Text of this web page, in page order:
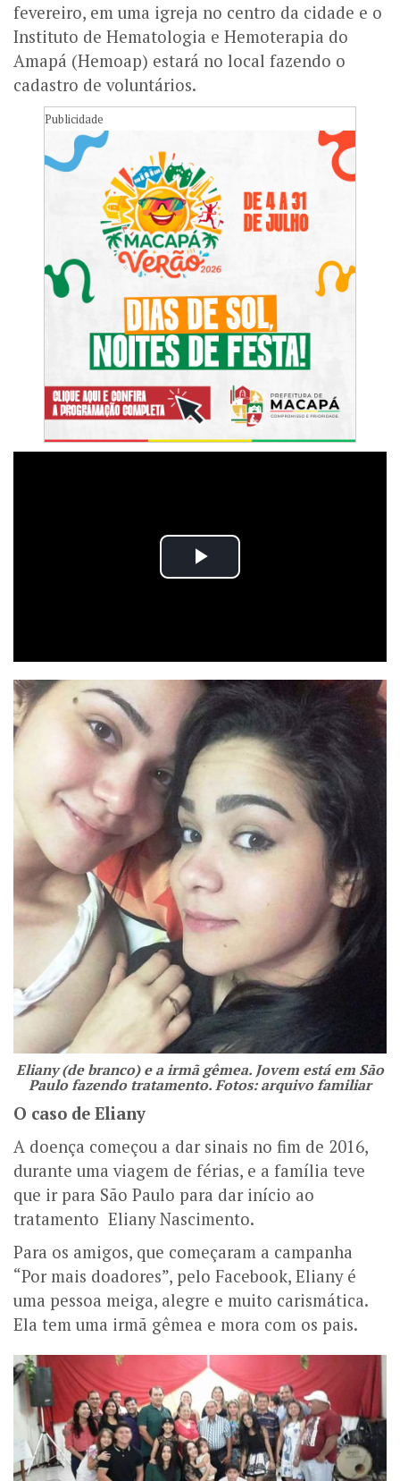
fevereiro, em uma igreja no centro da cidade e o
Instituto de Hematologia e Hemoterapia do
Amapá (Hemoap) estará no local fazendo o
cadastro de voluntários.
Publicidade
Eliany (de branco) e a irmã gêmea. Jovem está em São
Paulo fazendo tratamento. Fotos: arquivo familiar
O caso de Eliany
A doença começou a dar sinais no fim de 2016,
durante uma viagem de férias, e a família teve
que ir para São Paulo para dar início ao
tratamento Eliany Nascimento.
Para os amigos, que começaram a campanha
“Por mais doadores”, pelo Facebook, Eliany é
uma pessoa meiga, alegre e muito carismática.
Ela tem uma irmã gêmea e mora com os pais.